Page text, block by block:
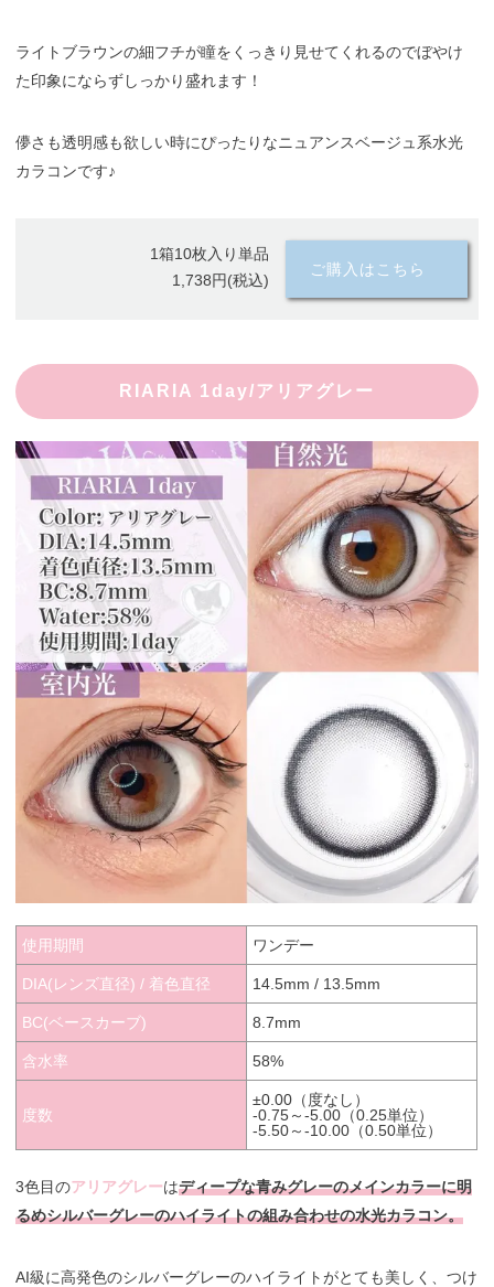
ライトブラウンの細フチが瞳をくっきり見せてくれるのでぼやけ
た印象にならずしっかり盛れます！
儚さも透明感も欲しい時にぴったりなニュアンスベージュ系水光
カラコンです♪
1箱10枚入り単品
1,738円(税込)
ご購入はこちら
RIARIA 1day/アリアグレー
使用期間 ワンデー
DIA(レンズ直径) / 着色直径 14.5mm / 13.5mm
BC(ベースカーブ) 8.7mm
含水率 58%
度数
±0.00（度なし）
-0.75～-5.00（0.25単位）
-5.50～-10.00（0.50単位）
3色目のアリアグレーはディープな青みグレーのメインカラーに明
るめシルバーグレーのハイライトの組み合わせの水光カラコン。
AI級に高発色のシルバーグレーのハイライトがとても美しく、つけ